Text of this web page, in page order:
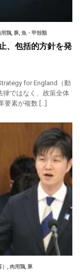
用鶏, 豚, 魚・甲殻類
、包括的方針を発
for England（動
律ではなく、政策全体
要素が複数 […]
, 肉用鶏, 豚